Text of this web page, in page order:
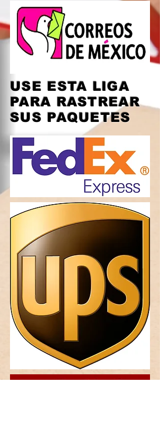
USE ESTA LIGA
PARA RASTREAR
SUS PAQUETES